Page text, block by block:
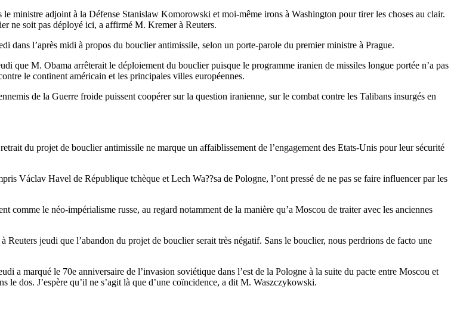
ministre adjoint à la Défense Stanislaw Komorowski et moi-même irons à Washington pour tirer les choses au clair.
ne soit pas déployé ici, a affirmé M. Kremer à Reuters.
dans l’après midi à propos du bouclier antimissile, selon un porte-parole du premier ministre à Prague.
que M. Obama arrêterait le déploiement du bouclier puisque le programme iranien de missiles longue portée n’a pas
le continent américain et les principales villes européennes.
de la Guerre froide puissent coopérer sur la question iranienne, sur le combat contre les Talibans insurgés en
du projet de bouclier antimissile ne marque un affaiblissement de l’engagement des Etats-Unis pour leur sécurité
Václav Havel de République tchèque et Lech Wa??sa de Pologne, l’ont pressé de ne pas se faire influencer par les
comme le néo-impérialisme russe, au regard notamment de la manière qu’a Moscou de traiter avec les anciennes
jeudi que l’abandon du projet de bouclier serait très négatif. Sans le bouclier, nous perdrions de facto une
a marqué le 70e anniversaire de l’invasion soviétique dans l’est de la Pologne à la suite du pacte entre Moscou et
dos. J’espère qu’il ne s’agit là que d’une coïncidence, a dit M. Waszczykowski.